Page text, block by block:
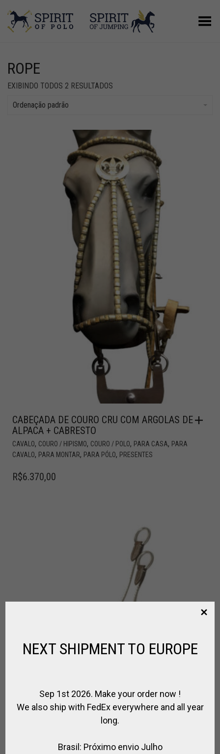
Alternar Menu
ROPE
EXIBINDO TODOS 2 RESULTADOS
Ordenação padrão
CABEÇADA DE COURO CRU COM ARGOLAS DE
ALPACA + CABRESTO
CAVALO, COURO / HIPISMO, COURO / POLO, PARA CASA, PARA
CAVALO, PARA MONTAR, PARA PÓLO, PRESENTES
R$6.370,00
NEXT SHIPMENT TO EUROPE
Sep 1st 2026. Make your order now !
We also ship with FedEx everywhere and all year
long.
Brasil: Próximo envio Julho